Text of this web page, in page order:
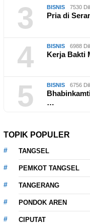
3 BISNIS 7530
Pria di
4 BISNIS 6988
Kerja Bakti
5 BISNIS 6756
…
TOPIK POPULER
TANGSEL
PEMKOT TANGSEL
TANGERANG
PONDOK AREN
CIPUTAT